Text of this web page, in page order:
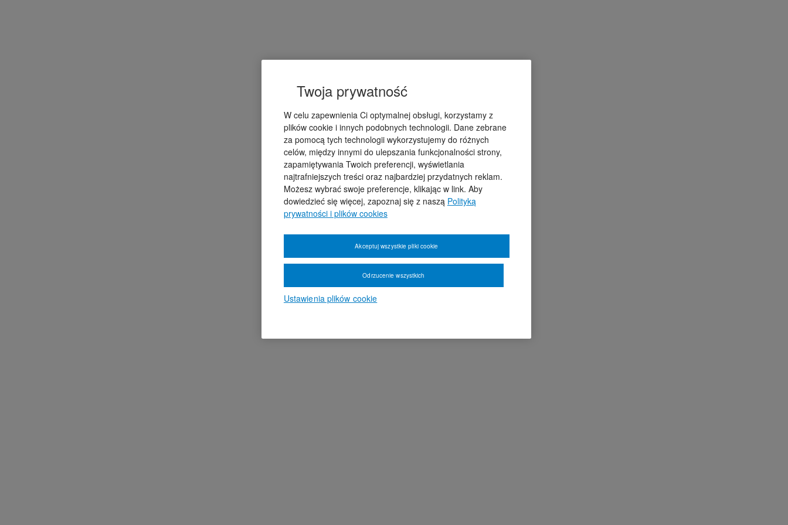
Twoja prywatność
W celu zapewnienia Ci optymalnej obsługi, korzystamy z
plików cookie i innych podobnych technologii. Dane zebrane
za pomocą tych technologii wykorzystujemy do różnych
celów, między innymi do ulepszania funkcjonalności strony,
zapamiętywania Twoich preferencji, wyświetlania
najtrafniejszych treści oraz najbardziej przydatnych reklam.
Możesz wybrać swoje preferencje, klikając w link. Aby
dowiedzieć się więcej, zapoznaj się z naszą Polityką
prywatności i plików cookies
Ustawienia plików cookie
Odrzucenie wszystkich
Akceptuj wszystkie pliki cookie